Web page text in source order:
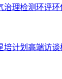
治理检测环评环
培计划 高端访谈